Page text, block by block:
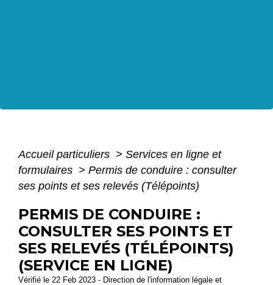
Accueil particuliers > Services en ligne et
formulaires > Permis de conduire : consulter
ses points et ses relevés (Télépoints)
PERMIS DE CONDUIRE :
CONSULTER SES POINTS ET
SES RELEVÉS (TÉLÉPOINTS)
(SERVICE EN LIGNE)
Vérifié le 22 Feb 2023 - Direction de l'information légale et